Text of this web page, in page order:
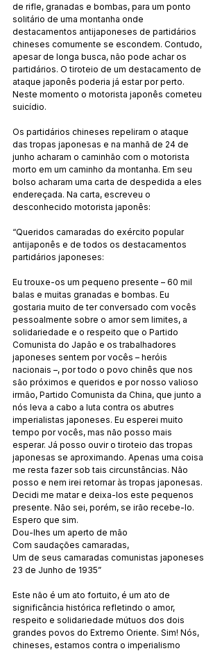
de rifle, granadas e bombas, para um ponto
solitário de uma montanha onde
destacamentos antijaponeses de partidários
chineses comumente se escondem. Contudo,
apesar de longa busca, não pode achar os
partidários. O tiroteio de um destacamento de
ataque japonês poderia já estar por perto.
Neste momento o motorista japonês cometeu
suicídio.
Os partidários chineses repeliram o ataque
das tropas japonesas e na manhã de 24 de
junho acharam o caminhão com o motorista
morto em um caminho da montanha. Em seu
bolso acharam uma carta de despedida a eles
endereçada. Na carta, escreveu o
desconhecido motorista japonês:
“Queridos camaradas do exército popular
antijaponês e de todos os destacamentos
partidários japoneses:
Eu trouxe-os um pequeno presente – 60 mil
balas e muitas granadas e bombas. Eu
gostaria muito de ter conversado com vocês
pessoalmente sobre o amor sem limites, a
solidariedade e o respeito que o Partido
Comunista do Japão e os trabalhadores
japoneses sentem por vocês – heróis
nacionais –, por todo o povo chinês que nos
são próximos e queridos e por nosso valioso
irmão, Partido Comunista da China, que junto a
nós leva a cabo a luta contra os abutres
imperialistas japoneses. Eu esperei muito
tempo por vocês, mas não posso mais
esperar. Já posso ouvir o tiroteio das tropas
japonesas se aproximando. Apenas uma coisa
me resta fazer sob tais circunstâncias. Não
posso e nem irei retornar às tropas japonesas.
Decidi me matar e deixa-los este pequenos
presente. Não sei, porém, se irão recebe-lo.
Espero que sim.
Dou-lhes um aperto de mão
Com saudações camaradas,
Um de seus camaradas comunistas japoneses
23 de Junho de 1935”
Este não é um ato fortuito, é um ato de
significância histórica refletindo o amor,
respeito e solidariedade mútuos dos dois
grandes povos do Extremo Oriente. Sim! Nós,
chineses, estamos contra o imperialismo